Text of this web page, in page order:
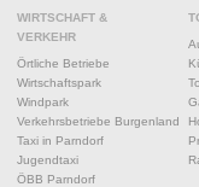
WIRTSCHAFT &
VERKEHR
Örtliche Betriebe
Wirtschaftspark
Windpark
Verkehrsbetriebe Burgenland
Taxi in Parndorf
Jugendtaxi
ÖBB Parndorf